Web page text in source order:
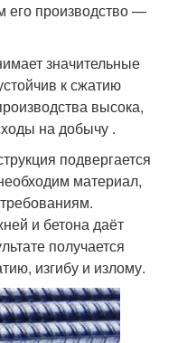
его производство —
значительные
к сжатию
высока,
на добычу .
подвергается
материал,
и бетона даёт
получается
изгибу и излому.